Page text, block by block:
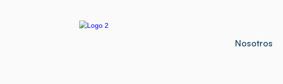
Nosotros